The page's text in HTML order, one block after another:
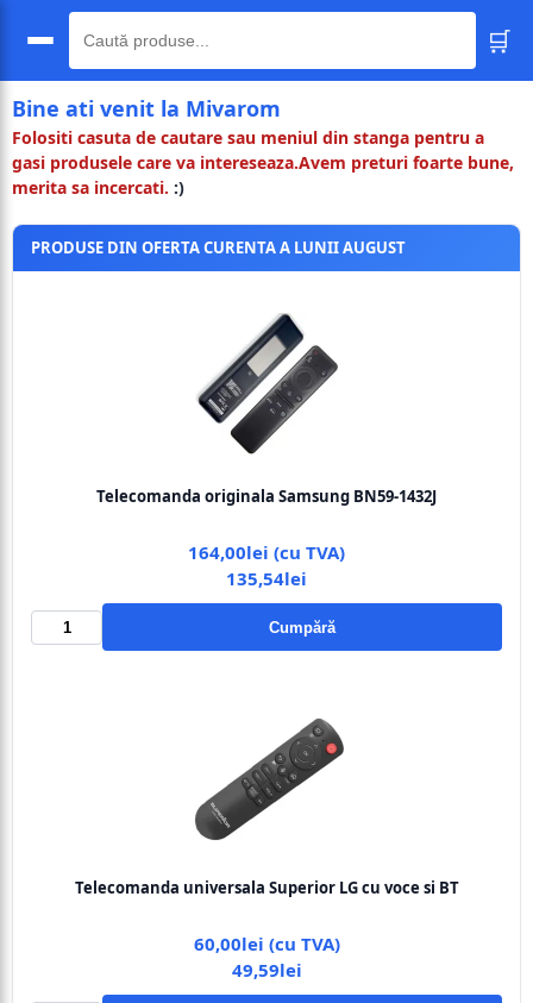
🛒
Bine ati venit la Mivarom
Folositi casuta de cautare sau meniul din stanga pentru a
gasi produsele care va intereseaza.Avem preturi foarte bune,
merita sa incercati. :)
PRODUSE DIN OFERTA CURENTA A LUNII AUGUST
Telecomanda originala Samsung BN59-1432J
164,00lei (cu TVA)
135,54lei
Cumpără
Telecomanda universala Superior LG cu voce si BT
60,00lei (cu TVA)
49,59lei